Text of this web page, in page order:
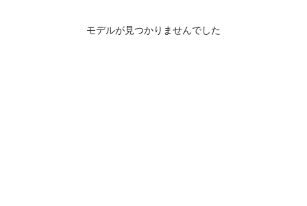
モデルが見つかりませんでした